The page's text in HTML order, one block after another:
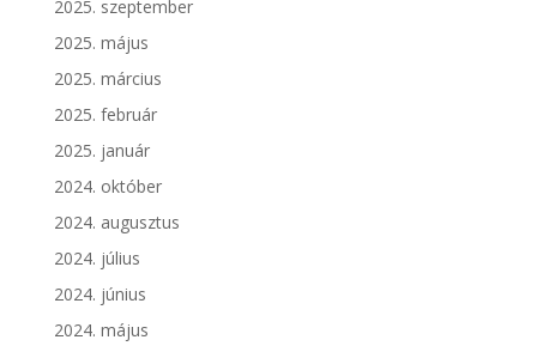
2025. szeptember
2025. május
2025. március
2025. február
2025. január
2024. október
2024. augusztus
2024. július
2024. június
2024. május